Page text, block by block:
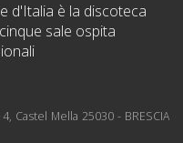
d'Italia è la discoteca
sale ospita
Castel Mella 25030 - BRESCIA